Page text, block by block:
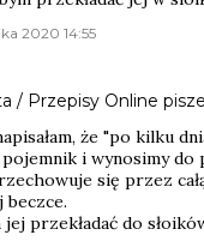
2020 14:55
/ Przepisy Online
że "po kilku
pojemnik i wynosimy do
się przez
beczce.
przekładać do